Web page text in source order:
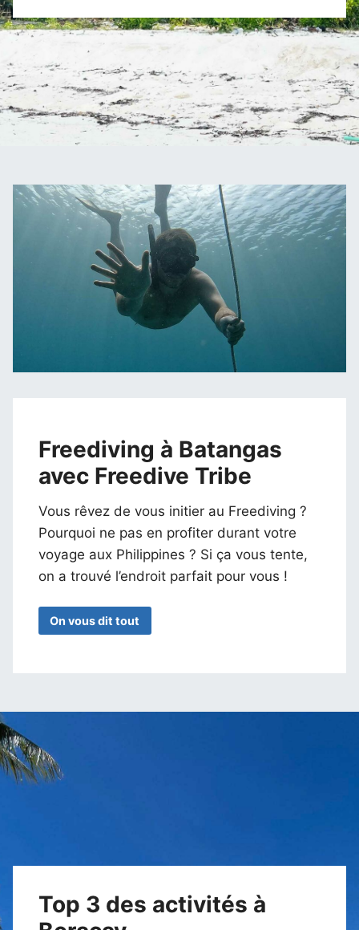
Freediving à Batangas
avec Freedive Tribe
Vous rêvez de vous initier au Freediving ?
Pourquoi ne pas en profiter durant votre
voyage aux Philippines ? Si ça vous tente,
on a trouvé l’endroit parfait pour vous !
On vous dit tout
Top 3 des activités à